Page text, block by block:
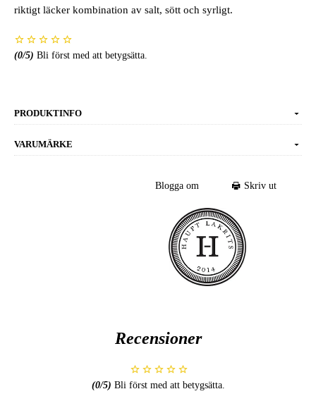
riktigt läcker kombination av salt, sött och syrligt.
(0/5) Bli först med att betygsätta.
PRODUKTINFO
VARUMÄRKE
Blogga om Skriv ut
Recensioner
(0/5) Bli först med att betygsätta.